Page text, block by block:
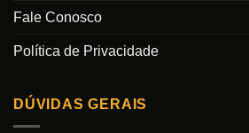
Fale Conosco
Política de Privacidade
DÚVIDAS GERAIS